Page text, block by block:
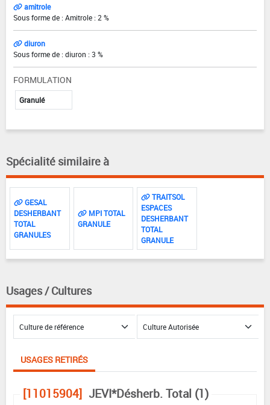
amitrole
Sous forme de : Amitrole : 2 %
diuron
Sous forme de : diuron : 3 %
FORMULATION
Granulé
Spécialité similaire à
GESAL
DESHERBANT
TOTAL
GRANULES
MPI TOTAL
GRANULE
TRAITSOL
ESPACES
DESHERBANT
TOTAL
GRANULE
Usages / Cultures
USAGES RETIRÉS
[11015904] JEVI*Désherb. Total (1)